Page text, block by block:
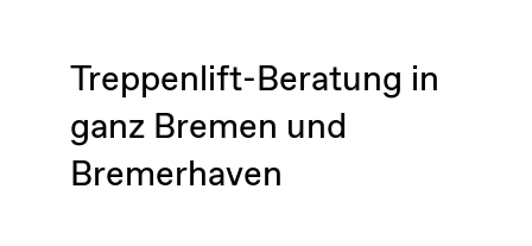
Treppenlift-Beratung in
ganz Bremen und
Bremerhaven